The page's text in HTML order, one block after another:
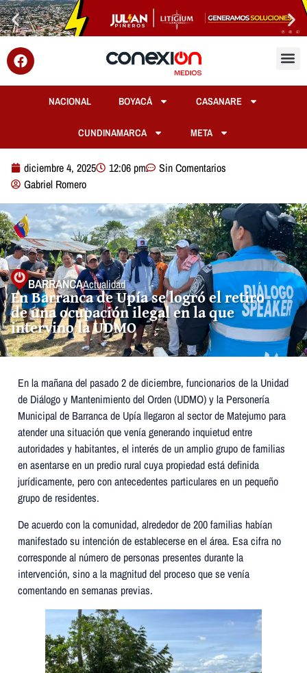
NACIONAL BOYACÁ CASANARE
CUNDINAMARCA META
diciembre 4, 2025 12:06 pm
Sin Comentarios
Gabriel Romero
BARRANCAActualidad
En Barranca de Upía se logró el retiro
de una ocupación ilegal en la que
intervino la UDMO
En la mañana del pasado 2 de diciembre, funcionarios de la Unidad
de Diálogo y Mantenimiento del Orden (UDMO) y la Personería
Municipal de Barranca de Upía llegaron al sector de Matejumo para
atender una situación que venía generando inquietud entre
autoridades y habitantes, el interés de un amplio grupo de familias
en asentarse en un predio rural cuya propiedad está definida
jurídicamente, pero con antecedentes particulares en un pequeño
grupo de residentes.
De acuerdo con la comunidad, alrededor de 200 familias habían
manifestado su intención de establecerse en el área. Esa cifra no
corresponde al número de personas presentes durante la
intervención, sino a la magnitud del proceso que se venía
comentando en semanas previas.